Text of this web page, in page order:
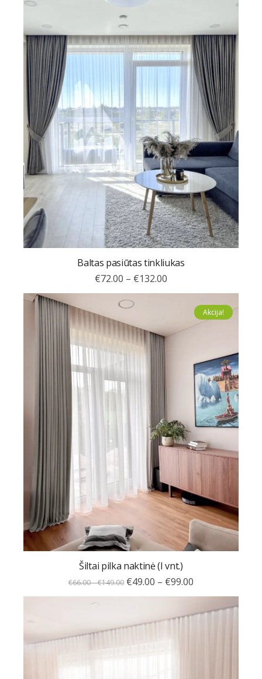
Baltas pasiūtas tinkliukas
€72.00 – €132.00
Akcija!
Šiltai pilka naktinė (I vnt.)
€66.00–€149.00 €49.00 – €99.00